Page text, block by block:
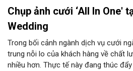
Chụp ảnh cưới ‘All In One'
Wedding
Trong bối cảnh ngành dịch vụ cưới
trung nỗi lo của khách hàng về chất
nhiều hơn. Thực tế này đang thúc